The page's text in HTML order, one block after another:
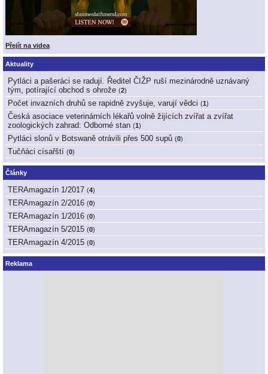
Přejít na videa
Aktuality
Pytláci a pašeráci se radují. Ředitel ČIŽP ruší mezinárodně uznávaný
tým, potírající obchod s ohrože (2)
Počet invazních druhů se rapidně zvyšuje, varují vědci (1 )
Česká asociace veterinárních lékařů volně žijících zvířat a zvířat
zoologických zahrad: Odborné stan (1 )
Pytláci slonů v Botswaně otrávili přes 500 supů (0)
Tučňáci císařští (0)
Články
TERAmagazín 1/2017 (4)
TERAmagazín 2/2016 (0)
TERAmagazín 1/2016 (0)
TERAmagazín 5/2015 (0)
TERAmagazín 4/2015 (0)
Reklama